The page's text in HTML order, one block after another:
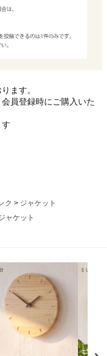
ます。
員登録時にご購入いた
ク
ジャケット
ャケット